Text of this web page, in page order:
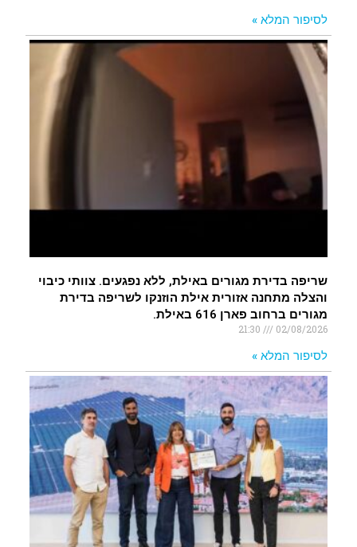
לסיפור המלא »
שריפה בדירת מגורים באילת, ללא נפגעים. צוותי כיבוי
והצלה מתחנה אזורית אילת הוזנקו לשריפה בדירת
מגורים ברחוב פארן 616 באילת.
02/08/2026
לסיפור המלא »